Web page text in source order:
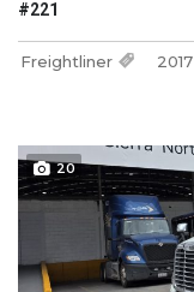
#221
Freightliner 2017
20